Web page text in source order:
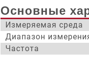
Основные
Измеряемая среда
Диапазон
Частота